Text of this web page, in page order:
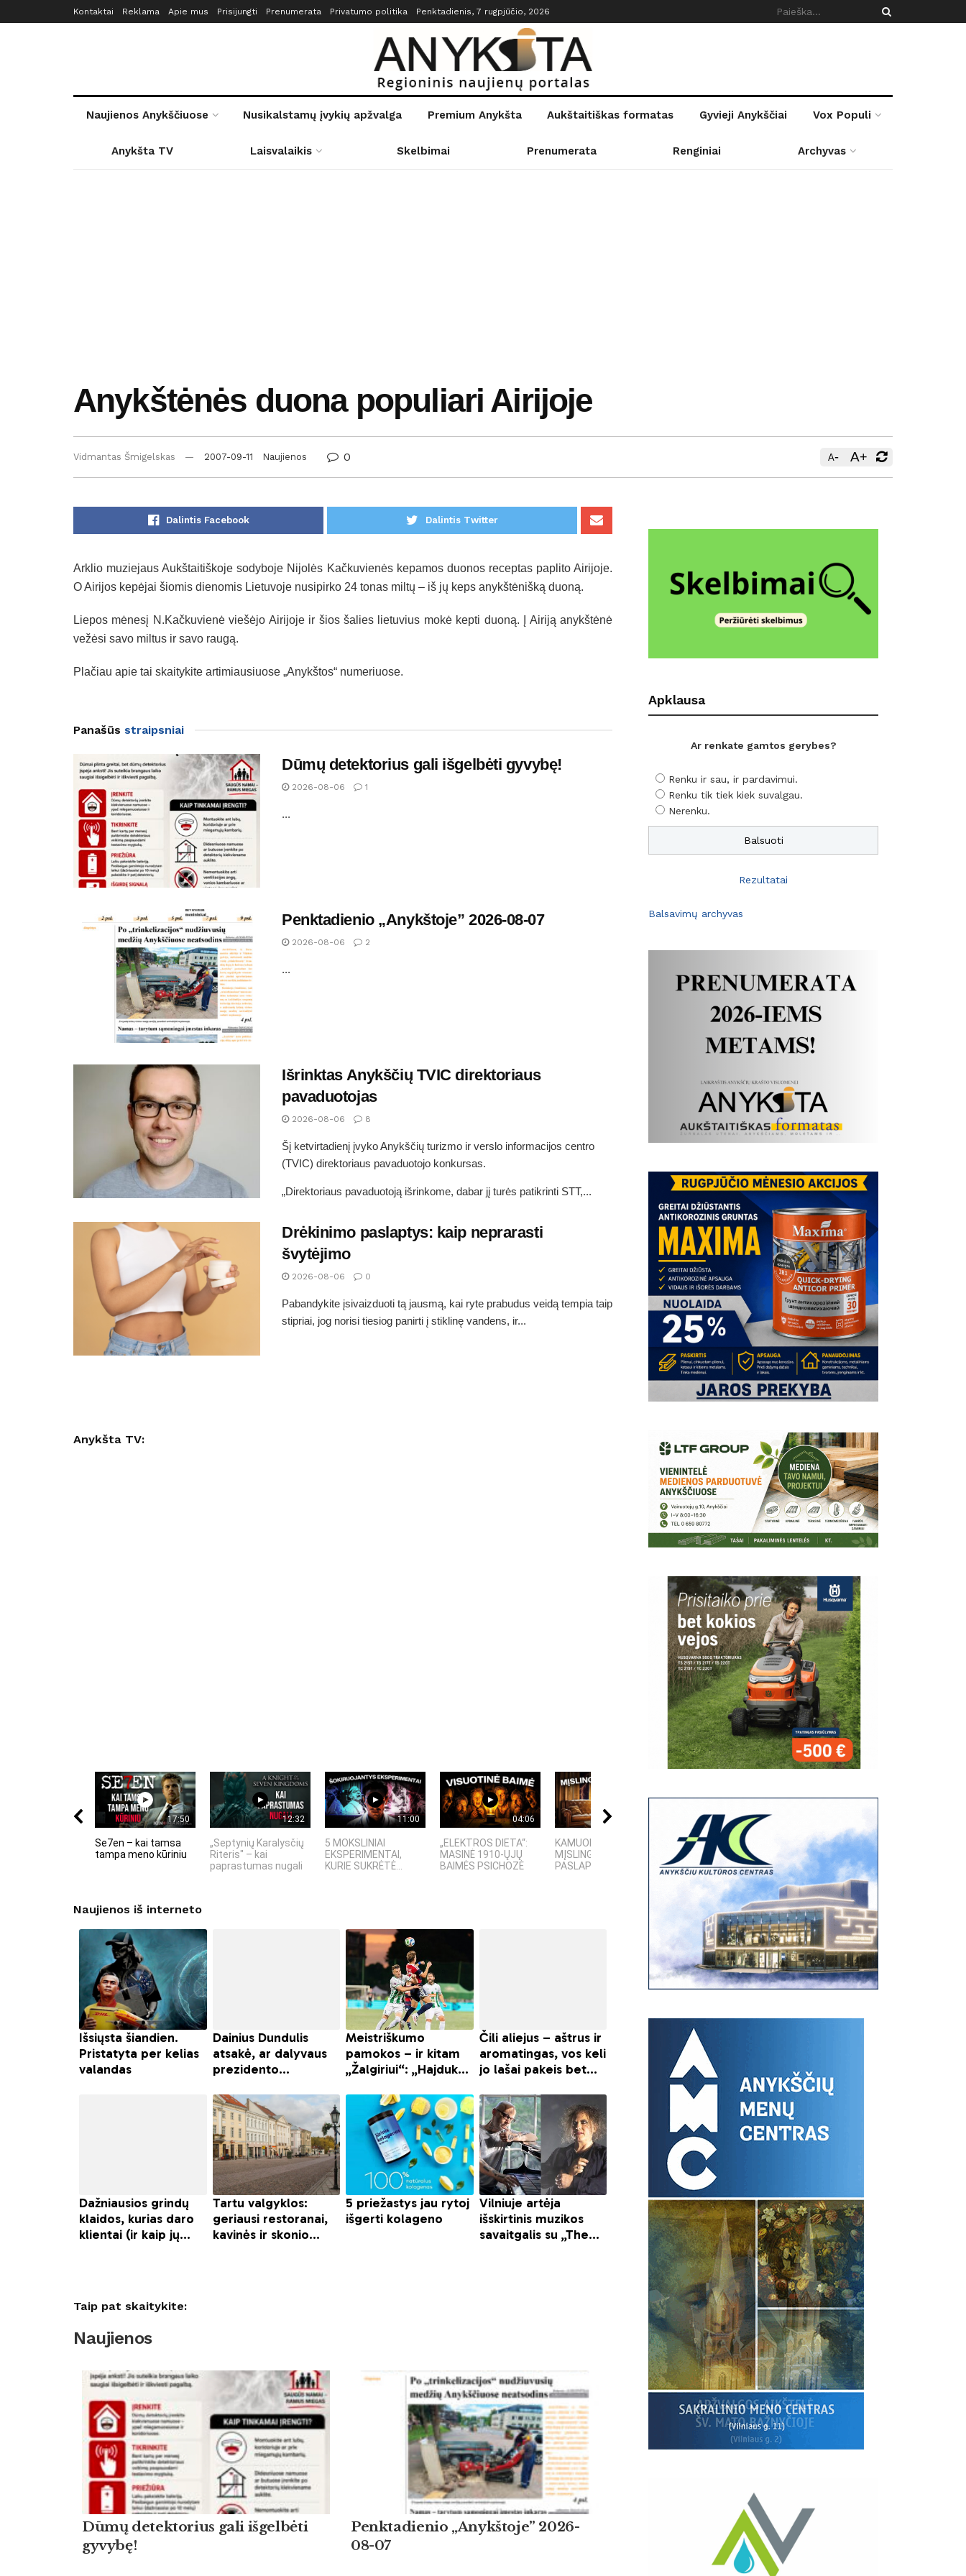
Kontaktai Reklama Apie mus Prisijungti Prenumerata Privatumo politika Penktadienis, 7 rugpjūčio, 2026
Naujienos Anykščiuose Nusikalstamų įvykių apžvalga Premium Anykšta Aukštaitiškas formatas Gyvieji Anykščiai Vox Populi
Anykšta TV Laisvalaikis Skelbimai Prenumerata Renginiai Archyvas
Anykštėnės duona populiari Airijoje
Vidmantas Šmigelskas 2007-09-11 Naujienos 0 A- A+
Dalintis Facebook Dalintis Twitter
Arklio muziejaus Aukštaitiškoje sodyboje Nijolės Kačkuvienės kepamos duonos receptas paplito Airijoje.
O Airijos kepėjai šiomis dienomis Lietuvoje nusipirko 24 tonas miltų – iš jų keps anykštėnišką duoną.
Liepos mėnesį N.Kačkuvienė viešėjo Airijoje ir šios šalies lietuvius mokė kepti duoną. Į Airiją anykštėnė
vežėsi savo miltus ir savo raugą.
Plačiau apie tai skaitykite artimiausiuose „Anykštos“ numeriuose.
Panašūs straipsniai
Dūmų detektorius gali išgelbėti gyvybę!
2026-08-06 1
...
Penktadienio „Anykštoje” 2026-08-07
2026-08-06 2
...
Išrinktas Anykščių TVIC direktoriaus
pavaduotojas
2026-08-06 8
Šį ketvirtadienį įvyko Anykščių turizmo ir verslo informacijos centro
(TVIC) direktoriaus pavaduotojo konkursas.
„Direktoriaus pavaduotoją išrinkome, dabar jį turės patikrinti STT,...
Drėkinimo paslaptys: kaip neprarasti
švytėjimo
2026-08-06 0
Pabandykite įsivaizduoti tą jausmą, kai ryte prabudus veidą tempia taip
stipriai, jog norisi tiesiog panirti į stiklinę vandens, ir...
Anykšta TV:
17:50
Se7en – kai tamsa
tampa meno kūriniu
12:32
„Septynių Karalysčių
Riteris" – kai
paprastumas nugali
11:00
5 MOKSLINIAI
EKSPERIMENTAI,
KURIE SUKRĖTĖ...
04:06
„ELEKTROS DIETA“:
MASINĖ 1910-ŲJŲ
BAIMĖS PSICHOZĖ
KAMUOLINIS ŽAIBAS:
MĮSLINGA GAMTOS
PASLAPTIS
06:37
Giedriaus Šiukščiaus
atsiliepimas
Latavėnai: pasaulio
lietuvių vyskupo
tėviškė
Naujienos iš interneto
Taip pat skaitykite:
Naujienos
Dūmų detektorius gali išgelbėti
gyvybę!
Penktadienio „Anykštoje” 2026-
08-07
Apklausa
Ar renkate gamtos gerybes?
Renku ir sau, ir pardavimui.
Renku tik tiek kiek suvalgau.
Nerenku.
Rezultatai
Balsavimų archyvas